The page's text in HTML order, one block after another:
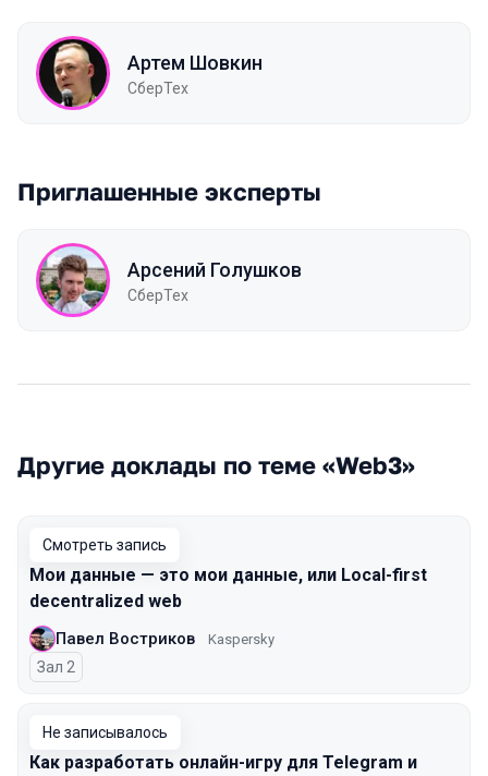
Артем Шовкин
СберТех
Приглашенные эксперты
Арсений Голушков
СберТех
Другие доклады по теме «Web3»
Смотреть запись
Мои данные — это мои данные, или Local-first
decentralized web
Павел Востриков Kaspersky
Зал 2
Не записывалось
Как разработать онлайн-игру для Telegram и